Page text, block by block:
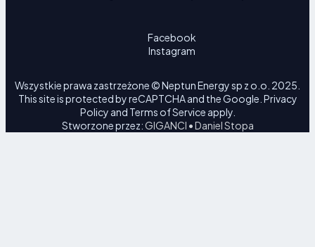
Facebook
Instagram
Wszystkie prawa zastrzeżone © Neptun Energy sp z o.o. 2025.
This site is protected by reCAPTCHA and the Google. Privacy
Policy and Terms of Service apply.
Stworzone przez:GIGANCI • Daniel Stopa